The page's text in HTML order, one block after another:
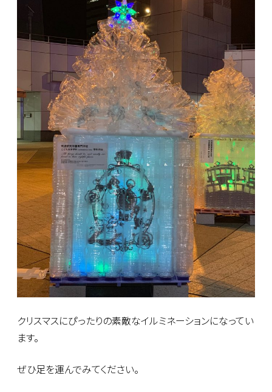
クリスマスにぴったりの素敵なイルミネーションになってい
ます。
ぜひ足を運んでみてください。